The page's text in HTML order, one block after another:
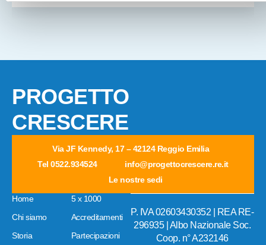
PROGETTO
CRESCERE
Via JF Kennedy, 17 – 42124 Reggio Emilia
Tel 0522.934524
info@progettocrescere.re.it
Le nostre sedi
Home
Chi siamo
Storia
5 x 1000
Accreditamenti
Partecipazioni
P. IVA 02603430352 | REA RE-
296935 | Albo Nazionale Soc.
Coop. n° A232146